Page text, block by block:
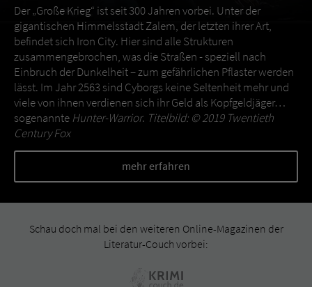
Der „Große Krieg“ ist seit 300 Jahren vorbei. Unter der
gigantischen Himmelsstadt Zalem, der letzten ihrer Art,
befindet sich Iron City. Hier sind alle Strukturen
zusammengebrochen, was die Straßen - speziell nach
Einbruch der Dunkelheit – zum gefährlichen Pflaster werden
lässt. Im Jahr 2563 sind Cyborgs keine Seltenheit mehr und
viele von ihnen verdienen sich ihr Geld als Kopfgeldjäger…
sogenannte Hunter-Warrior. Titelbild: © 2019 Twentieth
Century Fox
mehr erfahren
Schau doch mal bei den weiteren Online-Magazinen der
Literatur-Couch vorbei: